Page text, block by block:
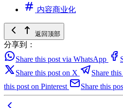
内容商业化
返回顶部
分享到：
Share this post via WhatsApp
Share this post on X
Share
this post on Pinterest
Share this